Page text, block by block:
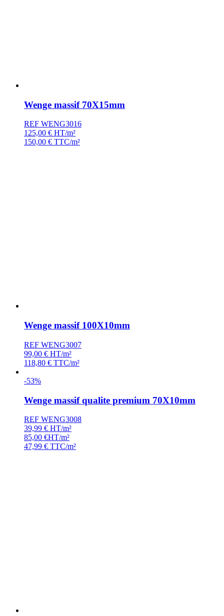
Wenge massif 70X15mm
REF WENG3016
125,00 € HT/m²
150,00 € TTC/m²
Wenge massif 100X10mm
REF WENG3007
99,00 € HT/m²
118,80 € TTC/m²
-53%
Wenge massif qualite premium 70X10mm
REF WENG3008
39,99 € HT/m²
85,00 €HT/m²
47,99 € TTC/m²